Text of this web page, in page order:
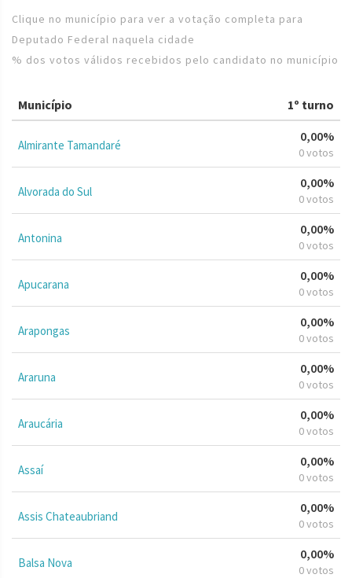
Clique no município para ver a votação completa para
Deputado Federal naquela cidade
% dos votos válidos recebidos pelo candidato no município
Município 1º turno
Almirante Tamandaré
0,00%
0 votos
Alvorada do Sul
0,00%
0 votos
Antonina
0,00%
0 votos
Apucarana
0,00%
0 votos
Arapongas
0,00%
0 votos
Araruna
0,00%
0 votos
Araucária
0,00%
0 votos
Assaí
0,00%
0 votos
Assis Chateaubriand
0,00%
0 votos
Balsa Nova
0,00%
0 votos